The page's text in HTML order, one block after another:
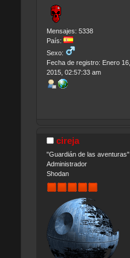
Mensajes: 5338
País:
Sexo:
Fecha de registro: Enero 16,
2015, 02:57:33 am
cireja
"Guardián de las aventuras"
Administrador
Shodan